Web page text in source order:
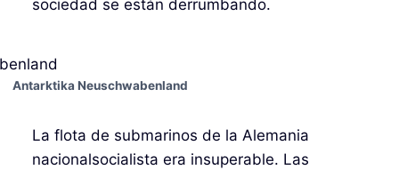
sociedad se están derrumbando.
Antarktika Neuschwabenland
La flota de submarinos de la Alemania
nacionalsocialista era insuperable. Las